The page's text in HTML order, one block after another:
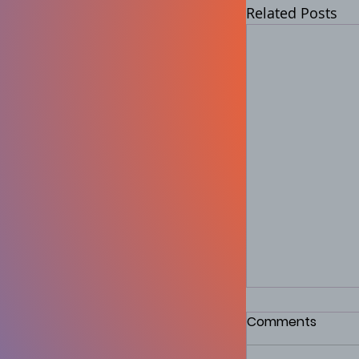
Related Posts
Firma de
Comments